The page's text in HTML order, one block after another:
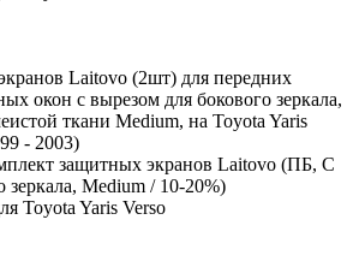
Laitovo (2шт) для передних
окон с вырезом для бокового зеркала,
ткани Medium, на Toyota Yaris
- 2003)
защитных экранов Laitovo (ПБ, С
зеркала, Medium / 10-20%)